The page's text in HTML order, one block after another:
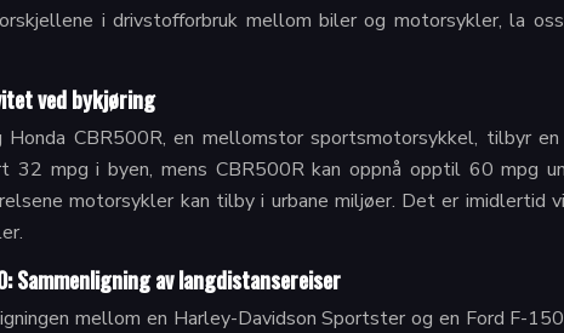
i drivstofforbruk mellom biler og motorsykler, la
ved bykjøring
CBR500R, en mellomstor sportsmotorsykkel, tilbyr en
32 mpg i byen, mens CBR500R kan oppnå opptil 60 mpg
motorsykler kan tilby i urbane miljøer. Det er imidlertid
Sammenligning av langdistansereiser
mellom en Harley-Davidson Sportster og en Ford F-